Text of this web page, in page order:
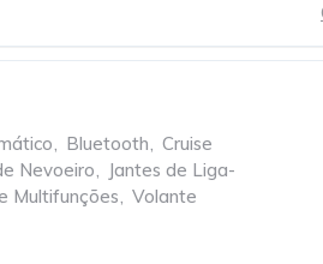
, Bluetooth, Cruise
Nevoeiro, Jantes de Liga-
Multifunções, Volante